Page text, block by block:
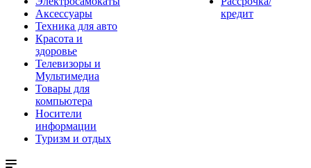
Аксессуары
Техника для авто
Красота и
здоровье
Телевизоры и
Мультимедиа
Товары для
компьютера
Носители
информации
Туризм и отдых
кредит